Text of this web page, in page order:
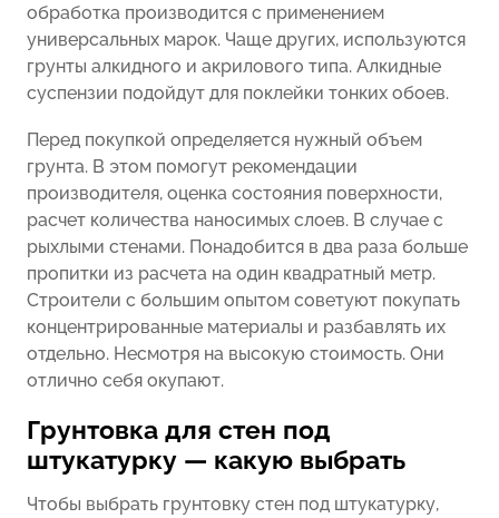
обработка производится с применением
универсальных марок. Чаще других, используются
грунты алкидного и акрилового типа. Алкидные
суспензии подойдут для поклейки тонких обоев.
Перед покупкой определяется нужный объем
грунта. В этом помогут рекомендации
производителя, оценка состояния поверхности,
расчет количества наносимых слоев. В случае с
рыхлыми стенами. Понадобится в два раза больше
пропитки из расчета на один квадратный метр.
Строители с большим опытом советуют покупать
концентрированные материалы и разбавлять их
отдельно. Несмотря на высокую стоимость. Они
отлично себя окупают.
Грунтовка для стен под
штукатурку — какую выбрать
Чтобы выбрать грунтовку стен под штукатурку,